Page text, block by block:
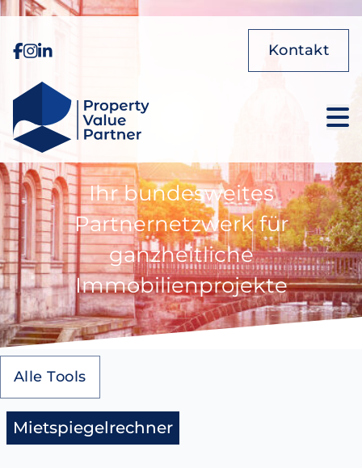
Kontakt
Ihr bundesweites
Partnernetzwerk für
ganzheitliche
Immobilienprojekte
Alle Tools
Mietspiegelrechner